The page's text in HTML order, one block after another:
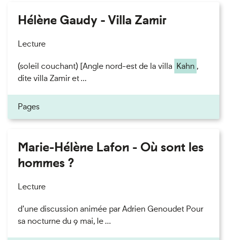
Hélène Gaudy - Villa Zamir
Lecture
(soleil couchant) [Angle nord-est de la villa Kahn ,
dite villa Zamir et ...
Pages
Marie-Hélène Lafon - Où sont les
hommes ?
Lecture
d’une discussion animée par Adrien Genoudet Pour
sa nocturne du 9 mai, le ...